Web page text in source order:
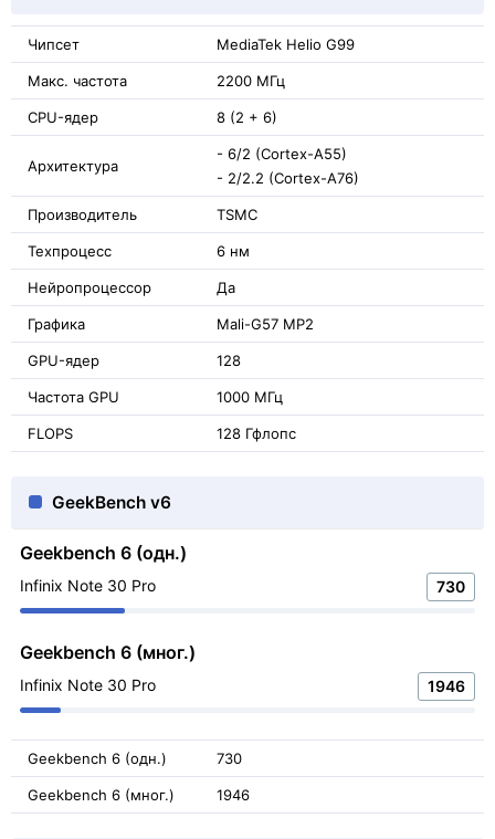
Чипсет MediaTek Helio G99
Макс. частота 2200 МГц
CPU-ядер 8 (2 + 6)
Архитектура
- 6/2 (Cortex-A55)
- 2/2.2 (Cortex-A76)
Производитель TSMC
Техпроцесс 6 нм
Нейропроцессор Да
Графика Mali-G57 MP2
GPU-ядер 128
Частота GPU 1000 МГц
FLOPS 128 Гфлопс
GeekBench v6
Geekbench 6 (одн.)
Infinix Note 30 Pro 730
Geekbench 6 (мног.)
Infinix Note 30 Pro 1946
Geekbench 6 (одн.) 730
Geekbench 6 (мног.) 1946